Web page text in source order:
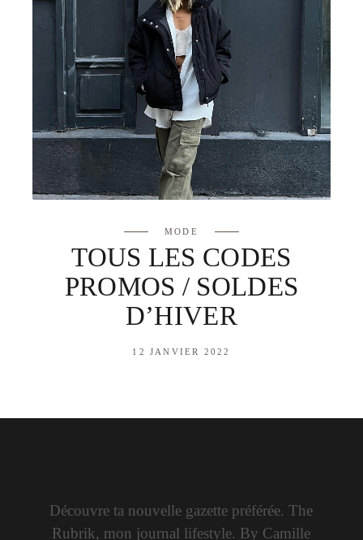
MODE
TOUS LES CODES
PROMOS / SOLDES
D’HIVER
12 JANVIER 2022
Découvre ta nouvelle gazette préférée. The
Rubrik, mon journal lifestyle. By Camille